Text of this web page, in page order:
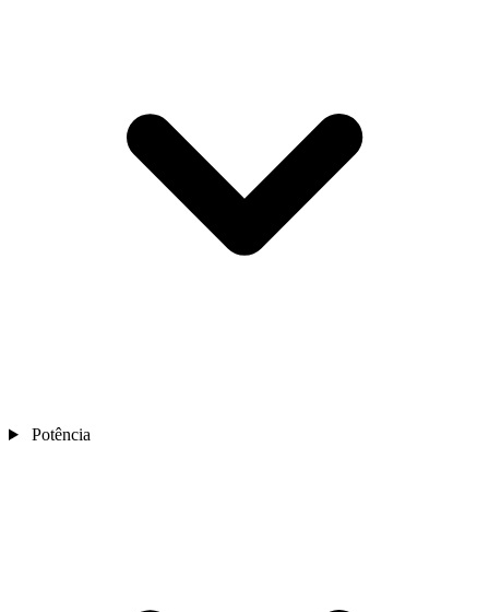
Potência